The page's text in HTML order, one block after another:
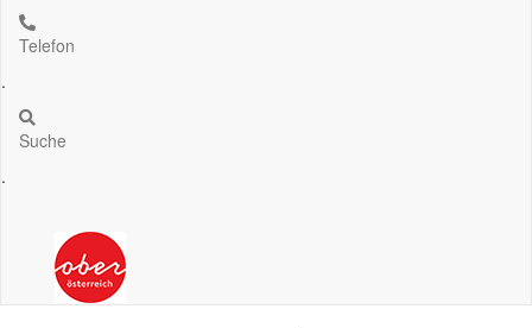
Telefon
.
Suche
.